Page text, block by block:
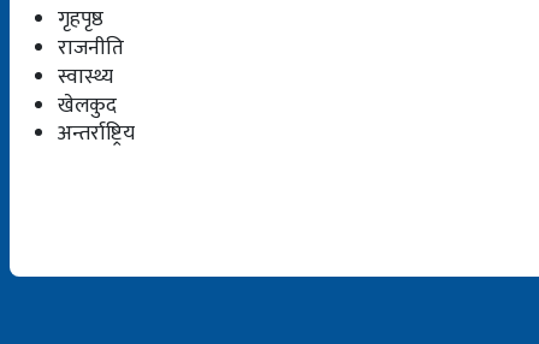
गृहपृष्ठ
राजनीति
स्वास्थ्य
खेलकुद
अन्तर्राष्ट्रिय